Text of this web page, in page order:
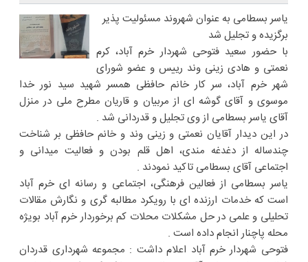
یاسر بسطامی به عنوان شهروند مسئولیت پذیر
برگزیده و تجلیل شد
با حضور سعید فتوحی شهردار خرم آباد، کرم
نعمتی و هادی زینی وند رییس و عضو شورای
شهر خرم آباد، سر کار خانم حافظی همسر شهید سید نور خدا
موسوی و آقای گوشه ای از مربیان و قاریان مطرح ملی در منزل
آقای یاسر بسطامی از وی تجلیل و قدردانی شد .
در این دیدار آقایان نعمتی و زینی وند و خانم حافظی بر شناخت
چندساله از دغدغه مندی، اهل قلم بودن و فعالیت میدانی و
اجتماعی آقای بسطامی تاکید نمودند .
یاسر بسطامی از فعالین فرهنگی، اجتماعی و رسانه ای خرم آباد
است که خدمات ارزنده ای با رویکرد مطالبه گری و نگارش مقالات
تحلیلی و علمی در حل مشکلات محلات کم برخوردار خرم آباد بویژه
محله پاچنار انجام داده است .
فتوحی شهردار خرم آباد اعلام داشت : مجموعه شهرداری قدردان